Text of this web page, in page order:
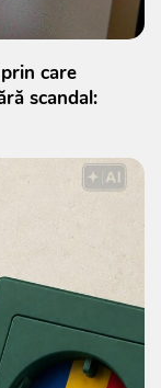
care
scandal: